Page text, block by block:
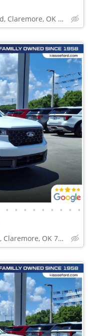
760 S Lynn Riggs Blvd, Claremore, OK 74017
• • • • • • • • •
760 S Lynn Riggs Blvd, Claremore, OK 74017